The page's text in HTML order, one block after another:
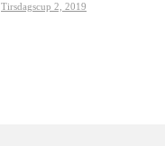
Tirsdagscup 2, 2019